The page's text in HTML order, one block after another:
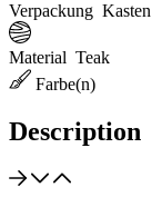
Verpackung Kasten
Material Teak
Farbe(n)
Description